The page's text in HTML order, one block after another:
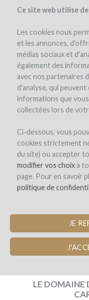
Ce site web utilise
Les cookies nous
et les annonces,
médias sociaux et
également des
avec nos partenaires
d'analyse, qui
informations que
collectées lors de
Ci-dessous, vous
cookies strictement
du site) ou accepter
modifier vos choixà
page. Pour en savoir
politique de
JE
le projet le
les remboursements
LE DOMAINE